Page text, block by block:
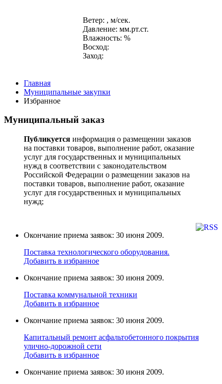
Ветер: , м/сек.
Давление: мм.рт.ст.
Влажность: %
Восход:
Заход:
Главная
Муниципальные закупки
Избранное
Муниципальный заказ
Публикуется информация о размещении заказов
на поставки товаров, выполнение работ, оказание
услуг для государственных и муниципальных
нужд в соответствии с законодательством
Российской Федерации о размещении заказов на
поставки товаров, выполнение работ, оказание
услуг для государственных и муниципальных
нужд;
Окончание приема заявок: 30 июня 2009.
Поставка технологического оборудования.
Добавить в избранное
Окончание приема заявок: 30 июня 2009.
Поставка коммунальной техники
Добавить в избранное
Окончание приема заявок: 30 июня 2009.
Капитальный ремонт асфальтобетонного покрытия
улично-дорожной сети
Добавить в избранное
Окончание приема заявок: 30 июня 2009.